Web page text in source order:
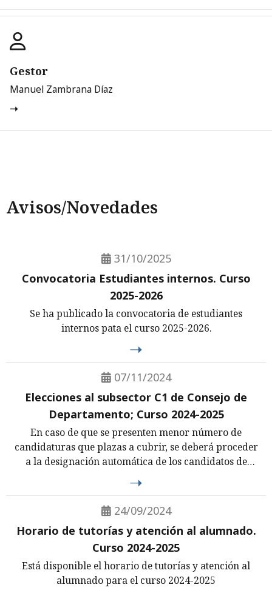
Gestor
Manuel Zambrana Díaz
Avisos/Novedades
31/10/2025
Convocatoria Estudiantes internos. Curso
2025-2026
Se ha publicado la convocatoria de estudiantes
internos pata el curso 2025-2026.
07/11/2024
Elecciones al subsector C1 de Consejo de
Departamento; Curso 2024-2025
En caso de que se presenten menor número de
candidaturas que plazas a cubrir, se deberá proceder
a la designación automática de los candidatos de
del Régimen Electoral de la Universidad de Sevilla.
24/09/2024
Horario de tutorías y atención al alumnado.
Curso 2024-2025
Está disponible el horario de tutorías y atención al
alumnado para el curso 2024-2025